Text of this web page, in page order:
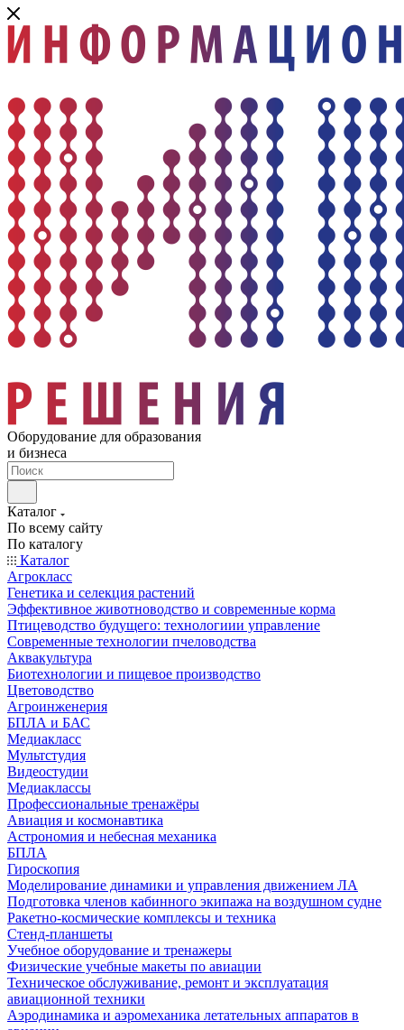
Оборудование для образования
и бизнеса
Каталог
По всему сайту
По каталогу
Каталог
Агрокласс
Генетика и селекция растений
Эффективное животноводство и современные корма
Птицеводство будущего: технологиии управление
Современные технологии пчеловодства
Аквакультура
Биотехнологии и пищевое производство
Цветоводство
Агроинженерия
БПЛА и БАС
Медиакласс
Мультстудия
Видеостудии
Медиаклассы
Профессиональные тренажёры
Авиация и космонавтика
Астрономия и небесная механика
БПЛА
Гироскопия
Моделирование динамики и управления движением ЛА
Подготовка членов кабинного экипажа на воздушном судне
Ракетно-космические комплексы и техника
Стенд-планшеты
Учебное оборудование и тренажеры
Физические учебные макеты по авиации
Техническое обслуживание, ремонт и эксплуатация
авиационной техники
Аэродинамика и аэромеханика летательных аппаратов в